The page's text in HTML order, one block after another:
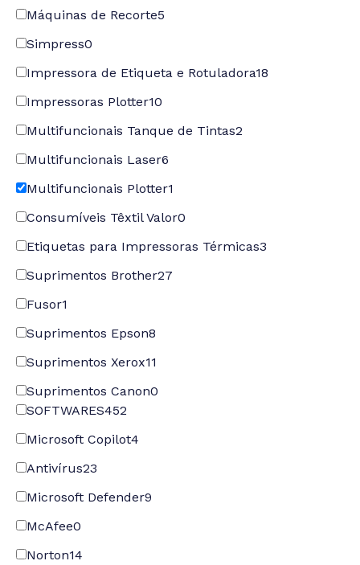
Máquinas de Recorte5
Simpress0
Impressora de Etiqueta e Rotuladora18
Impressoras Plotter10
Multifuncionais Tanque de Tintas2
Multifuncionais Laser6
Multifuncionais Plotter1
Consumíveis Têxtil Valor0
Etiquetas para Impressoras Térmicas3
Suprimentos Brother27
Fusor1
Suprimentos Epson8
Suprimentos Xerox11
Suprimentos Canon0
SOFTWARES452
Microsoft Copilot4
Antivírus23
Microsoft Defender9
McAfee0
Norton14